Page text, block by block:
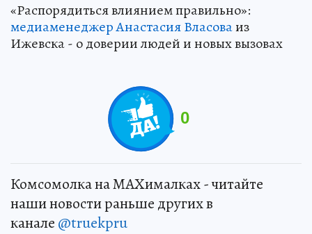
«Распорядиться влиянием правильно»:
медиаменеджер Анастасия Власоваиз
Ижевска - о доверии людей и новых вызовах
0
Комсомолка на MAXималках - читайте
наши новости раньше других в
канале @truekpru